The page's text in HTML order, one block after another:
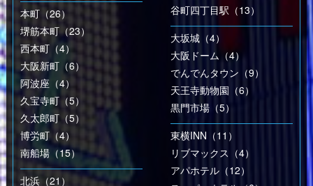
本町（26）
堺筋本町（23）
西本町（4）
大阪新町（6）
阿波座（4）
久宝寺町（5）
久太郎町（5）
博労町（4）
南船場（15）
北浜（21）
谷町四丁目駅（13）
大坂城（4）
大阪ドーム（4）
でんでんタウン（9）
天王寺動物園（6）
黒門市場（5）
東横INN（11）
リブマックス（4）
アパホテル（12）